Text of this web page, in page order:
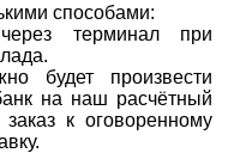
способами:
терминал при
будет произвести
на наш расчётный
к оговоренному